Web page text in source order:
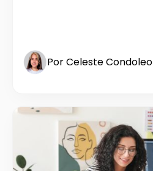
Por Celeste Condoleo